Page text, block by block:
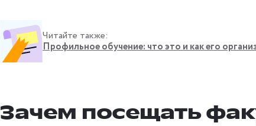
Читайте также:
Профильное обучение: что это и как его
Зачем посещать